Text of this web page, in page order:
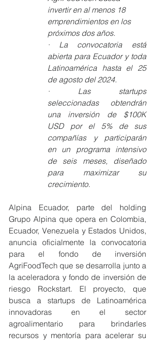
invertir en al menos 18
emprendimientos en los
próximos dos años.
· La convocatoria está
abierta para Ecuador y toda
Latinoamérica hasta el 25
de agosto del 2024.
· Las startups
seleccionadas obtendrán
una inversión de $100K
USD por el 5% de sus
compañías y participarán
en un programa intensivo
de seis meses, diseñado
para maximizar su
crecimiento.
Alpina Ecuador, parte del holding
Grupo Alpina que opera en Colombia,
Ecuador, Venezuela y Estados Unidos,
anuncia oficialmente la convocatoria
para el fondo de inversión
AgriFoodTech que se desarrolla junto a
la aceleradora y fondo de inversión de
riesgo Rockstart. El proyecto, que
busca a startups de Latinoamérica
innovadoras en el sector
agroalimentario para brindarles
recursos y mentoría para acelerar su